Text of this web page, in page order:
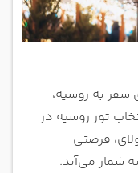
سفر به روسیه،
تور روسیه در
فرصتی
شمار می‌آید.